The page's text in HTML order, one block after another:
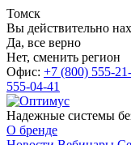
Томск
Вы действительно
Да, все верно
Нет, сменить регион
Офис: +7 (800) 555-
555-04-41
Надежные системы
О бренде